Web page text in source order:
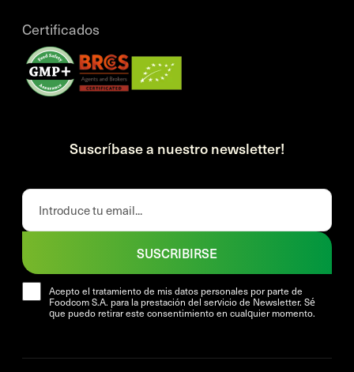
Certificados
Suscríbase a nuestro newsletter!
Acepto el tratamiento de mis datos personales por parte de
Foodcom S.A. para la prestación del servicio de Newsletter. Sé
que puedo retirar este consentimiento en cualquier momento.
SUSCRIBIRSE